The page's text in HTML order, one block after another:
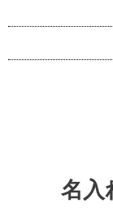
名入